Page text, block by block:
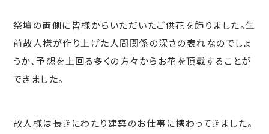
祭壇の両側に皆様からいただいたご供花を飾りました。生
前故人様が作り上げた人間関係の深さの表れなのでしょ
うか、予想を上回る多くの方々からお花を頂戴することが
できました。
故人様は長きにわたり建築のお仕事に携わってきました。